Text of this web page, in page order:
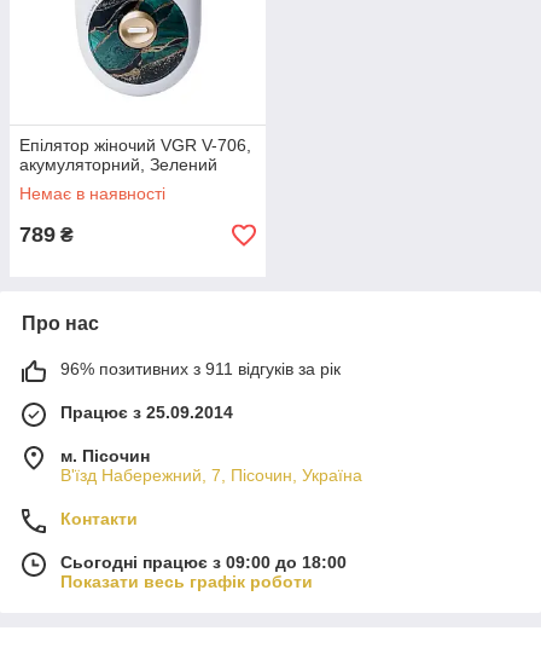
Епілятор жіночий VGR V-706,
акумуляторний, Зелений
Немає в наявності
789 ₴
Про нас
96% позитивних з 911 відгуків за рік
Працює з 25.09.2014
м. Пісочин
В'їзд Набережний, 7, Пісочин, Україна
Контакти
Сьогодні працює з 09:00 до 18:00
Показати весь графік роботи